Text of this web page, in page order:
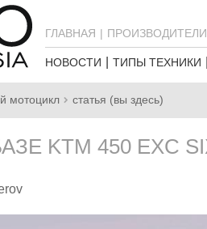
ГЛАВНАЯ ПРОИЗВОДИТЕЛИ
НОВОСТИ ТИПЫ ТЕХНИКИ
мотоцикл статья (вы здесь)
KTM 450 EXC